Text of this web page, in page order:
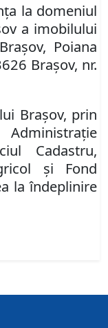
la domeniul
a imobilului
Poiana
Brașov, nr.
Brașov, prin
Cadastru,
și Fond
laîndeplinire